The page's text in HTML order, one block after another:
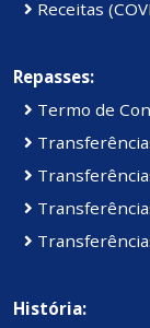
Receitas
Repasses:
Termo de
História: